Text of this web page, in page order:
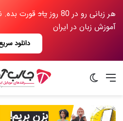
هر زبانی رو در 80 روز یاد قورت
آموزش زبان در ایران
دانلود
منو